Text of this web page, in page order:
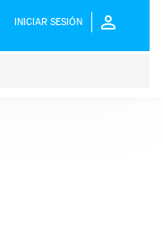
INICIAR SESIÓN